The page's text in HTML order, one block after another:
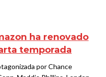
ha renovado
temporada
por Chance